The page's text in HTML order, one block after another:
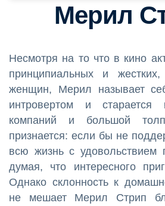
Мерил
Несмотря на то что в кино
принципиальных и
женщин, Мерил называет
интровертом и старается
компаний и большой
признается: если бы не
всю жизнь с удовольствием
думая, что интересного
Однако склонность к
не мешает Мерил Стрип